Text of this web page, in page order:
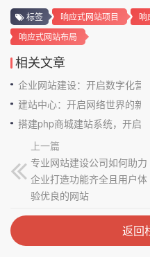
标签 响应式网站项目
响
响应式网站布局
相关文章
企业网站建设：开启数字化营
建站中心：开启网络世界的新大
搭建php商城建站系统，开启
上一篇
专业网站建设公司如何助力
企业打造功能齐全且用户体
验优良的网站
返回